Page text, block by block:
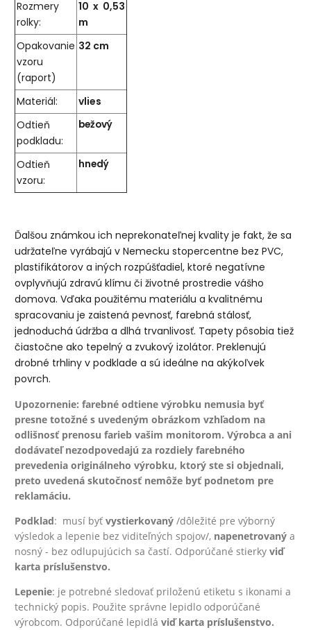
Rozmery
rolky:
10 x 0,53
m
Opakovanie
vzoru
(raport)
32 cm
Materiál:
vlies
Odtieň
podkladu:
bežový
Odtieň
vzoru:
hnedý
Ďalšou známkou ich neprekonateľnej kvality je fakt, že sa
udržateľne vyrábajú v Nemecku stopercentne bez PVC,
plastifikátorov a iných rozpúšťadiel, ktoré negatívne
ovplyvňujú zdravú klímu či životné prostredie vášho
domova.Vďaka použitému materiálu a kvalitnému
spracovaniu je zaistená pevnosť, farebná stálosť,
jednoduchá údržba a dlhá trvanlivosť. Tapety pôsobia tiež
čiastočne ako tepelný a zvukový izolátor. Preklenujú
drobné trhliny v podklade a sú ideálne na akýkoľvek
povrch.
Upozornenie: farebné odtiene výrobku nemusia byť
presne totožné s uvedeným obrázkom vzhľadom na
odlišnosť prenosu farieb vašim monitorom. Výrobca a ani
dodávateľ nezodpovedajú za rozdiely farebného
prevedenia originálneho výrobku, ktorý ste si objednali,
preto uvedená skutočnosť nemôže byť podnetom pre
reklamáciu.
Podklad: musí byťvystierkovaný /dôležité pre výborný
výsledok a lepenie bez viditeľných spojov/, napenetrovaný a
nosný - bez odlupujúcich sa častí. Odporúčané stierkyviď
karta príslušenstvo.
Lepenie: je potrebné sledovať priloženú etiketu s ikonami a
technický popis. Použite správne lepidlo odporúčané
výrobcom. Odporúčané lepidláviď karta príslušenstvo.